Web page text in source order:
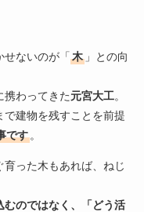
せないのが「 木」との向
携わってきた元宮大工。
建物を残すことを前提
です。
った木もあれば、ねじ
むのではなく、「どう活